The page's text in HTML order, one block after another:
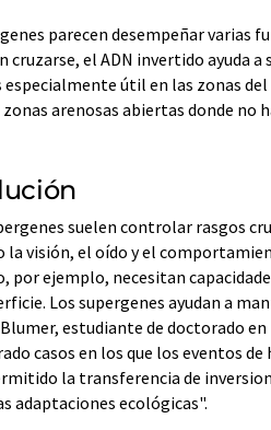
parecen desempeñar varias
cruzarse, el ADN invertido ayuda a
especialmente útil en las zonas
arenosas abiertas donde no
suelen controlar rasgos
visión, el oído y el
por ejemplo, necesitan
Los supergenes ayudan a
estudiante de doctorado en
casos en los que los eventos de
la transferencia de
adaptaciones ecológicas".